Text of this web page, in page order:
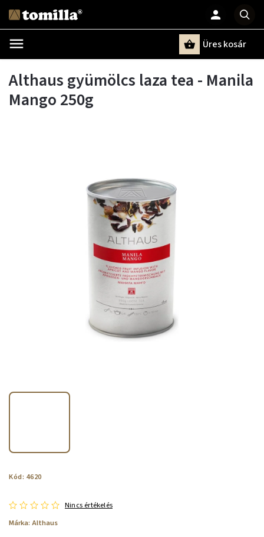
Üres kosár
Althaus gyümölcs laza tea - Manila
Mango 250g
Kód: 4620
Nincs értékelés
Márka: Althaus